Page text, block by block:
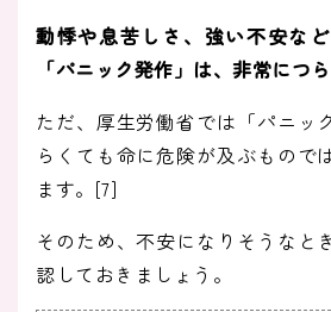
動悸や息苦しさ、強い不安な
「パニック発作」は、非常につ
ただ、厚生労働省では「パニッ
らくても命に危険が及ぶもので
ます。[7]
そのため、不安になりそうなと
認しておきましょう。